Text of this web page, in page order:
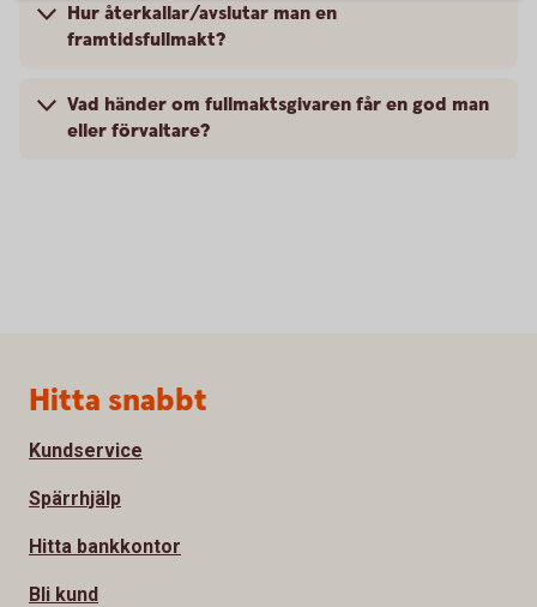
Hur återkallar/avslutar man en
framtidsfullmakt?
Vad händer om fullmaktsgivaren får en god man
eller förvaltare?
Sidfot
Hitta snabbt
Kundservice
Spärrhjälp
Hitta bankkontor
Bli kund